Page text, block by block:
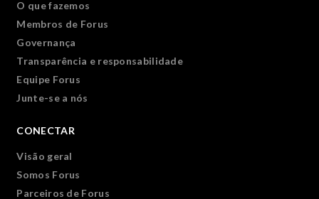
O que fazemos
Membros de Forus
Governança
Transparência e responsabilidade
Equipe Forus
Junte-se a nós
CONECTAR
Visão geral
Somos Forus
Parceiros de Forus